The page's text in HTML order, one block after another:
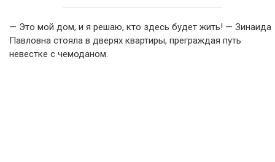
— Это мой дом, и я решаю, кто здесь будет жить! — Зинаида
Павловна стояла в дверях квартиры, преграждая путь
невестке с чемоданом.